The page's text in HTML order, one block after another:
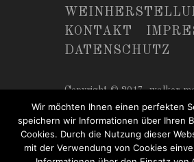
KONTAKT
DATENSCHUTZ
Copyright © 2017,walker-
Wir möchten Ihnen einen perfekten
speichern wir Informationen über Ihren
Cookies. Durch die Nutzung dieser
mit der Verwendung von Cookies